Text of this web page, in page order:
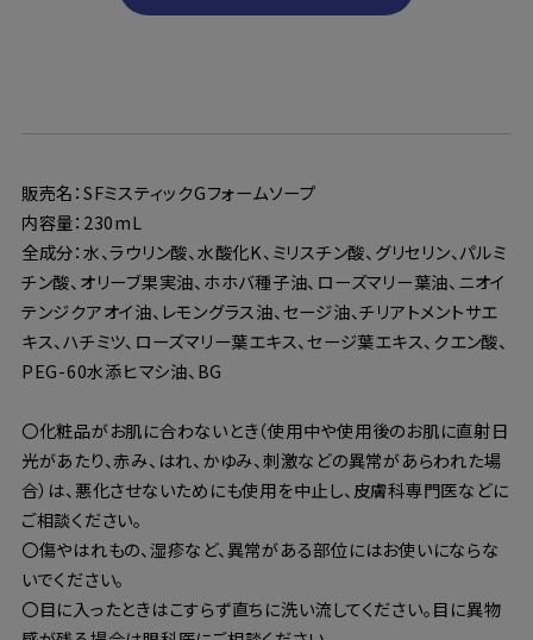
販売名：SFミスティックGフォームソープ
内容量：230mL
全成分：水、ラウリン酸、水酸化K、ミリスチン酸、グリセリン、パルミ
チン酸、オリーブ果実油、ホホバ種子油、ローズマリー葉油、ニオイ
テンジクアオイ油、レモングラス油、セージ油、チリアトメントサエ
キス、ハチミツ、ローズマリー葉エキス、セージ葉エキス、クエン酸、
PEG-60水添ヒマシ油、BG
〇化粧品がお肌に合わないとき（使用中や使用後のお肌に直射日
光があたり、赤み、はれ、かゆみ、刺激などの異常があらわれた場
合）は、悪化させないためにも使用を中止し、皮膚科専門医などに
ご相談ください。
〇傷やはれもの、湿疹など、異常がある部位にはお使いにならな
いでください。
〇目に入ったときはこすらず直ちに洗い流してください。目に異物